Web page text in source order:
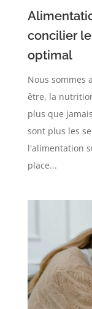
concilier
optimal
Nous sommes
être, la
plus que
sont plus les
l'alimentation
place...